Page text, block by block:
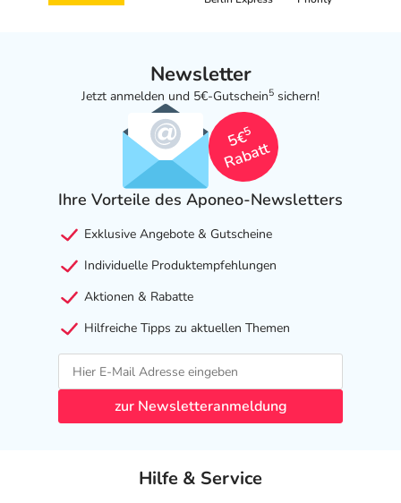
Newsletter
Jetzt anmelden und 5€-Gutschein5 sichern!
5€
5
Rabatt
Ihre Vorteile des Aponeo-Newsletters
Exklusive Angebote & Gutscheine
Individuelle Produktempfehlungen
Aktionen & Rabatte
Hilfreiche Tipps zu aktuellen Themen
zur Newsletteranmeldung
Hilfe & Service